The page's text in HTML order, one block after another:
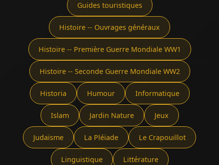
Guides touristiques
Histoire -- Ouvrages généraux
Histoire -- Première Guerre Mondiale WW1
Histoire -- Seconde Guerre Mondiale WW2
Historia Humour Informatique
Islam Jardin Nature Jeux
Judaïsme La Pléïade Le Crapouillot
Linguistique Littérature